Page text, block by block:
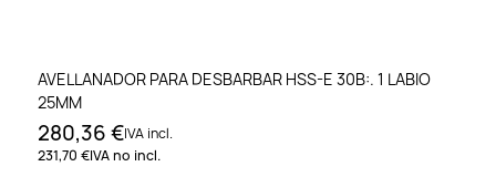
AVELLANADOR PARA DESBARBAR HSS-E 30B:. 1 LABIO
25MM
280,36 €IVA incl.
231,70 €IVA no incl.